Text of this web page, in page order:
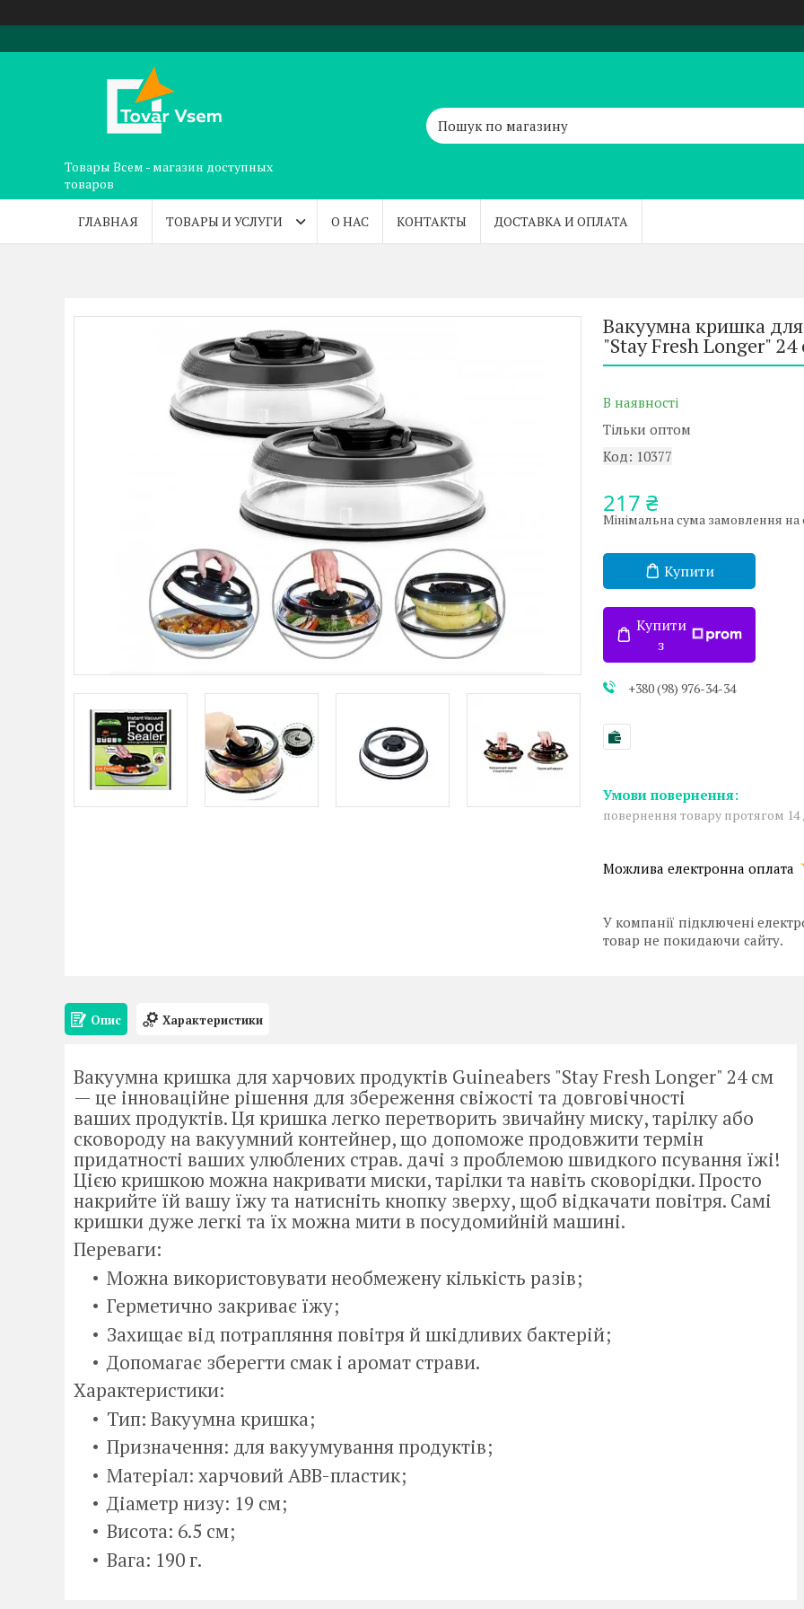
Товары Всем - магазин доступных
товаров
ГЛАВНАЯ ТОВАРЫ И УСЛУГИ О НАС КОНТАКТЫ ДОСТАВКА И ОПЛАТА
Вакуумна кришка для
"Stay Fresh Longer" 24
В наявності
Тільки оптом
Код: 10377
217 ₴
Мінімальна сума замовлення на
Купити
Купити
з
+380 (98) 976-34-34
повернення товару протягом 14
У компанії підключені
товар не покидаючи сайту.
Опис Характеристики
Вакуумна кришка для харчових продуктів Guineabers "Stay Fresh Longer" 24 см
— це інноваційне рішення для збереження свіжості та довговічності
ваших продуктів. Ця кришка легко перетворить звичайну миску, тарілку або
сковороду на вакуумний контейнер, що допоможе продовжити термін
придатності ваших улюблених страв. дачі з проблемою швидкого псування їжі!
Цією кришкою можна накривати миски, тарілки та навіть сковорідки. Просто
накрийте їй вашу їжу та натисніть кнопку зверху, щоб відкачати повітря. Самі
кришки дуже легкі та їх можна мити в посудомийній машині.
Переваги:
Можна використовувати необмежену кількість разів;
Герметично закриває їжу;
Захищає від потрапляння повітря й шкідливих бактерій;
Допомагає зберегти смак і аромат страви.
Характеристики:
Тип: Вакуумна кришка;
Призначення: для вакуумування продуктів;
Матеріал: харчовий ABB-пластик;
Діаметр низу: 19 см;
Висота: 6.5 см;
Вага: 190 г.